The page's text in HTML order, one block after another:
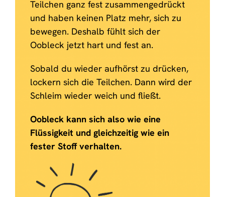
Teilchen ganz fest zusammengedrückt
und haben keinen Platz mehr, sich zu
bewegen. Deshalb fühlt sich der
Oobleck jetzt hart und fest an.
Sobald du wieder aufhörst zu drücken,
lockern sich die Teilchen. Dann wird der
Schleim wieder weich und fließt.
Oobleck kann sich also wie eine
Flüssigkeit und gleichzeitig wie ein
fester Stoff verhalten.